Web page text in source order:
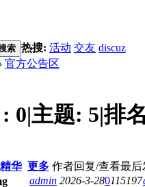
索 热搜: 活动 交友 discuz
› 官方公告区
0|主题: 5|排
精华 更多 作者回复/查看最后
admin 2026-3-280115197